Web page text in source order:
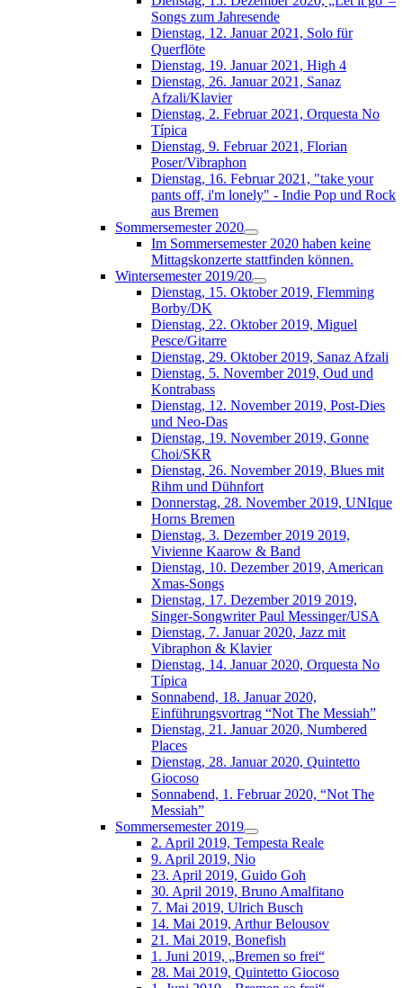
Songs zum Jahresende
Dienstag, 12. Januar 2021, Solo für
Querflöte
Dienstag, 19. Januar 2021, High 4
Dienstag, 26. Januar 2021, Sanaz
Afzali/Klavier
Dienstag, 2. Februar 2021, Orquesta No
Típica
Dienstag, 9. Februar 2021, Florian
Poser/Vibraphon
Dienstag, 16. Februar 2021, "take your
pants off, i'm lonely" - Indie Pop und Rock
aus Bremen
Sommersemester 2020
Im Sommersemester 2020 haben keine
Mittagskonzerte stattfinden können.
Wintersemester 2019/20
Dienstag, 15. Oktober 2019, Flemming
Borby/DK
Dienstag, 22. Oktober 2019, Miguel
Pesce/Gitarre
Dienstag, 29. Oktober 2019, Sanaz Afzali
Dienstag, 5. November 2019, Oud und
Kontrabass
Dienstag, 12. November 2019, Post-Dies
und Neo-Das
Dienstag, 19. November 2019, Gonne
Choi/SKR
Dienstag, 26. November 2019, Blues mit
Rihm und Dühnfort
Donnerstag, 28. November 2019, UNIque
Horns Bremen
Dienstag, 3. Dezember 2019 2019,
Vivienne Kaarow & Band
Dienstag, 10. Dezember 2019, American
Xmas-Songs
Dienstag, 17. Dezember 2019 2019,
Singer-Songwriter Paul Messinger/USA
Dienstag, 7. Januar 2020, Jazz mit
Vibraphon & Klavier
Dienstag, 14. Januar 2020, Orquesta No
Típica
Sonnabend, 18. Januar 2020,
Einführungsvortrag “Not The Messiah”
Dienstag, 21. Januar 2020, Numbered
Places
Dienstag, 28. Januar 2020, Quintetto
Giocoso
Sonnabend, 1. Februar 2020, “Not The
Messiah”
Sommersemester 2019
2. April 2019, Tempesta Reale
9. April 2019, Nio
23. April 2019, Guido Goh
30. April 2019, Bruno Amalfitano
7. Mai 2019, Ulrich Busch
14. Mai 2019, Arthur Belousov
21. Mai 2019, Bonefish
1. Juni 2019, „Bremen so frei“
28. Mai 2019, Quintetto Giocoso